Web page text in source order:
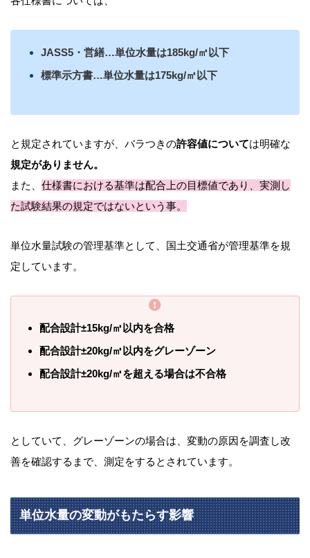
JASS5・営繕…単位水量は185kg/㎥以下
標準示方書…単位水量は175kg/㎥以下
と規定されていますが、バラつきの許容値については明確な
規定がありません。
また、 仕様書における基準は配合上の目標値であり、実測し
た試験結果の規定ではないという事。
単位水量試験の管理基準として、国土交通省が管理基準を規
定しています。
配合設計±15kg/㎥以内を合格
配合設計±20kg/㎥以内をグレーゾーン
配合設計±20kg/㎥を超える場合は不合格
としていて、グレーゾーンの場合は、変動の原因を調査し改
善を確認するまで、測定をするとされています。
単位水量の変動がもたらす影響